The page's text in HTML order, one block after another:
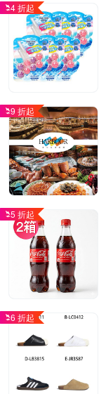
4 折起
9 折起
5 折起
6 折起